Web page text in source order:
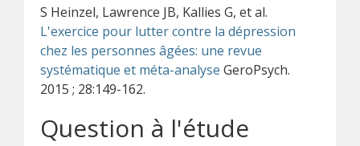
S Heinzel, Lawrence JB, Kallies G, et al.
L'exercice pour lutter contre la dépression
chez les personnes âgées: une revue
systématique et méta-analyse GeroPsych.
2015 ; 28:149-162.
Question à l'étude